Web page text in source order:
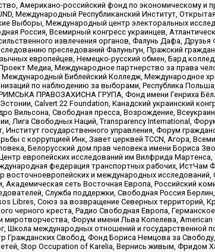
Американо-российский фонд по экономическому и
Международный Республиканский Институт,
Выборы, Международный центр электоральных
Россия, Всемирный конгресс украинцев,
извлечения органов, Фалунь Дафа, Друзья
преследований Фалуньгун, Пражский
европейцев, Немецко-русский обмен, Бард
Медиа, Международное партнерство за права
Библейский Колледж, Международное
по наблюдению за выборами, Республика
ПРАВОЗАХИСНА ГРУПА, Фонд имени Генриха
Calvert 22 Foundation, Канадский украинский
Вильсона, Свободная пресса, Возрождение,
Лига Свободных Наций, Transparеncy International,
государственного управления, Форум
с коррупцией Инк, Завет церквей TCCN, Агора,
Белорусский дом прав человека имени Бориса
европейских исследований им Вилфрида Мартенса,
федерация транспортных рабочих, ИстЧам
восточноевропейских и международных
сеть Восточная Европа, Российский
Служба поддержки, Свободная Россия
Libres, Союз за возвращение Северных территорий,
черного креста, Радио Свободная Европа,
Форум имени Льва Копелева, American
Школа международных отношений и государственной
Гражданских Свобод, Фонд Бориса Немцова за
Stop Occupation of Karelia, Вернись живым, Фридом